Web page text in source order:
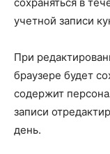
учетной записи
При
браузере будет
содержит
записи
день.